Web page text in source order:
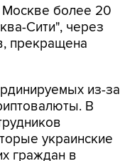
Москве более 20
Сити", через
прекращена
из-за
В
украинские
граждан в